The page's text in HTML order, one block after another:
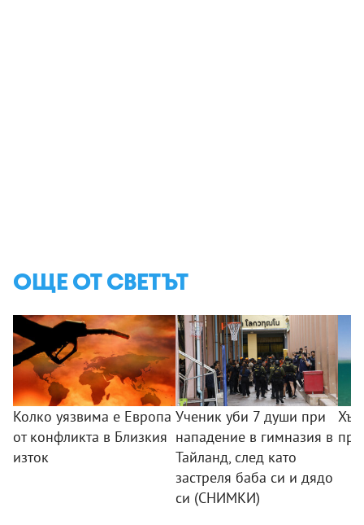
ОЩЕ ОТ СВЕТЪТ
Колко уязвима е Европа
от конфликта в Близкия
изток
Ученик уби 7 души при
нападение в гимназия в
Тайланд, след като
застреля баба си и дядо
си (СНИМКИ)